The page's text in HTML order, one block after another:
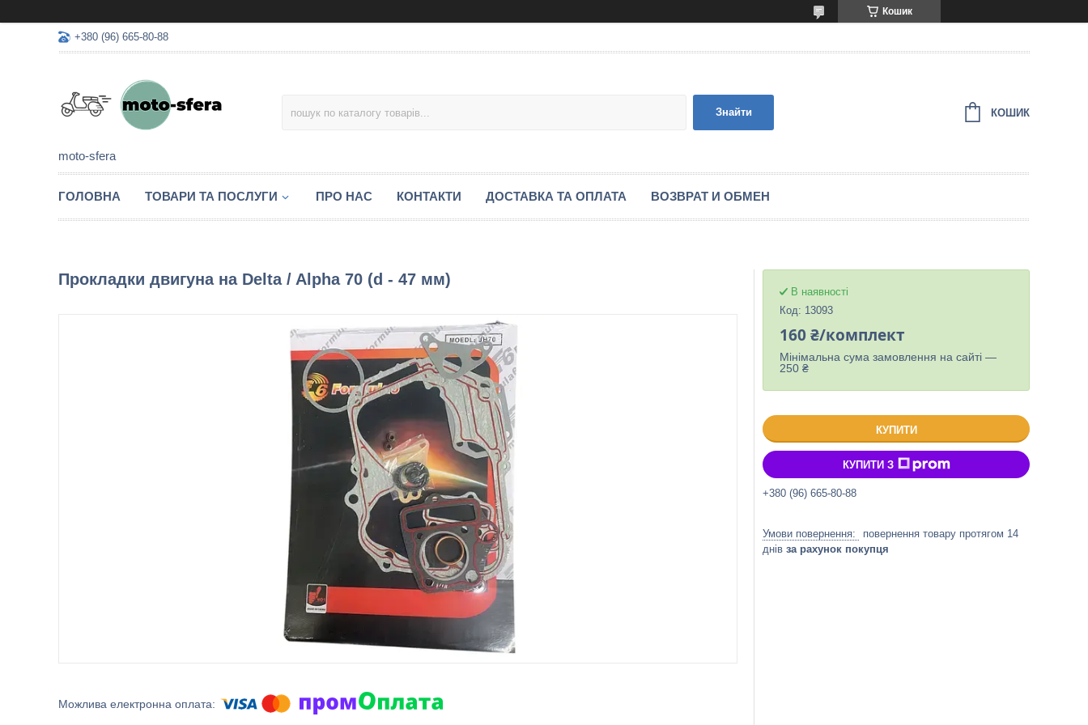
Кошик
+380 (96) 665-80-88
moto-sfera
Знайти КОШИК
ГОЛОВНА ТОВАРИ ТА ПОСЛУГИ ПРО НАС КОНТАКТИ ДОСТАВКА ТА ОПЛАТА ВОЗВРАТ И ОБМЕН
Прокладки двигуна на Delta / Alpha 70 (d - 47 мм)
В наявності
Код: 13093
160 ₴/комплект
Мінімальна сума замовлення на сайті —
250 ₴
КУПИТИ
КУПИТИ З
+380 (96) 665-80-88
повернення товару протягом 14
днів за рахунок покупця